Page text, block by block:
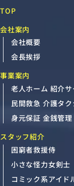
TOP
会社案内
会社概要
会長挨拶
事業案内
老人ホーム 紹介
民間救急 介護タク
身元保証 金銭管理
スタッフ紹介
困窮者救援侍
小さな怪力女剣士
コミック系アイド